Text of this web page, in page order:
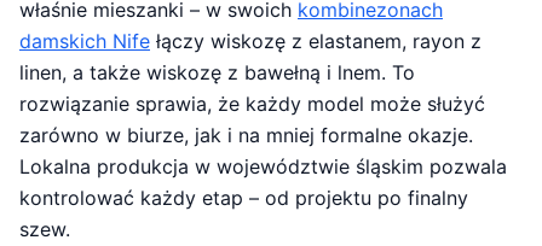
właśnie mieszanki – w swoich kombinezonach
damskich Nife łączy wiskozę z elastanem, rayon z
linen, a także wiskozę z bawełną i lnem. To
rozwiązanie sprawia, że każdy model może służyć
zarówno w biurze, jak i na mniej formalne okazje.
Lokalna produkcja w województwie śląskim pozwala
kontrolować każdy etap – od projektu po finalny
szew.